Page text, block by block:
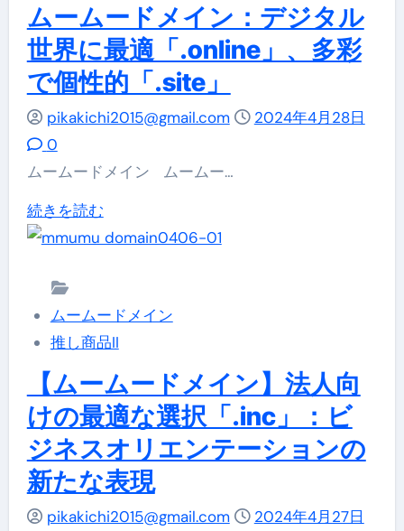
し
く
読
む
適
な
ド
メ
イ
を
特
別
で！」
に
つ
い
て
詳
し
く
ン】
「.com」
と
「.net」：
ジ
ス
と
ノ
ジ
ー
の
最
前
線
ムームードメイン：デジタル
世界に最適「.online」、多彩
で個性的「.site」
pikakichi2015@gmail.com
2024年4月28日
0
ムームードメイン ムームー…
続きを読むム
ー
ド
メ
イ
ン：
デ
ジ
タ
ル
ムームードメイン
推し商品II
【ムームードメイン】法人向
けの最適な選択「.inc」：ビ
ジネスオリエンテーションの
新たな表現
pikakichi2015@gmail.com
2024年4月27日